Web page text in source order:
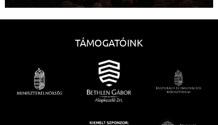
TÁMOGATÓINK